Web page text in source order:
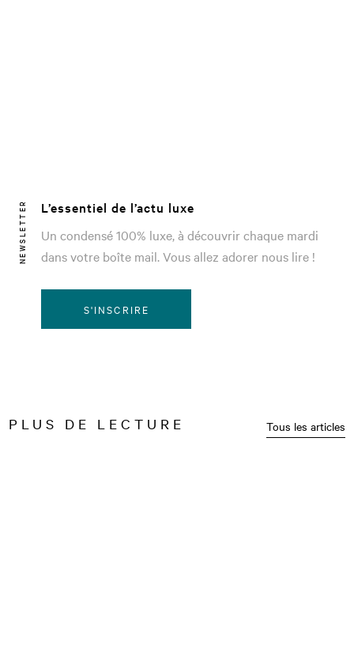
NEWSLETTER
L’essentiel de l’actu luxe
Un condensé 100% luxe, à découvrir chaque mardi
dans votre boîte mail. Vous allez adorer nous lire !
S'INSCRIRE
PLUS DE LECTURE Tous les articles